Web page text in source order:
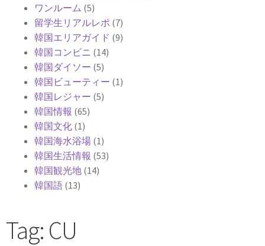
ワンルーム (5)
留学生リアルレポ (7)
韓国エリアガイド (9)
韓国コンビニ (14)
韓国ダイソー (5)
韓国ビューティー (1)
韓国レジャー (5)
韓国情報 (65)
韓国文化 (1)
韓国海水浴場 (1)
韓国生活情報 (53)
韓国観光地 (14)
韓国語 (13)
Tag: CU